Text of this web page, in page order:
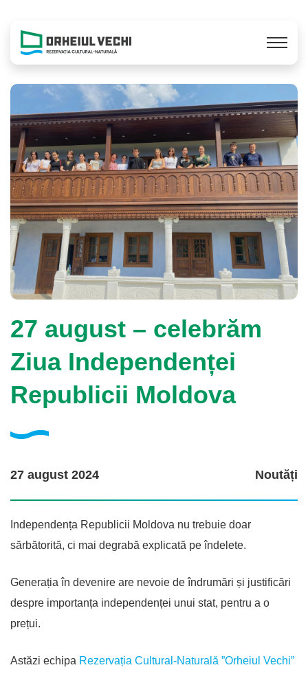
27 august – celebrăm
Ziua Independenței
Republicii Moldova
27 august 2024 Noutăți
Independența Republicii Moldova nu trebuie doar
sărbătorită, ci mai degrabă explicată pe îndelete.
Generația în devenire are nevoie de îndrumări și justificări
despre importanța independenței unui stat, pentru a o
prețui.
Astăzi echipa Rezervația Cultural-Naturală ”Orheiul Vechi”